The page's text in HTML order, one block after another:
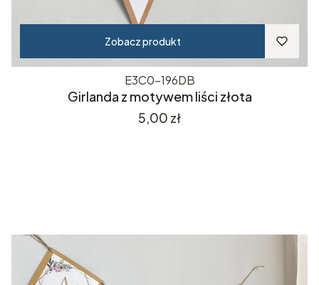
Zobacz produkt
E3C0-196DB
Girlanda z motywem liści złota
Cena
5,00 zł